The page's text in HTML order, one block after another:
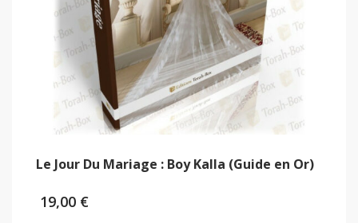
Le Jour Du Mariage : Boy Kalla (Guide en Or)
19,00 €